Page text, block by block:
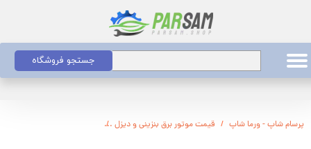
جستجو فروشگاه
پرسام شاپ - ورما شاپ قیمت موتور برق بنزینی و دیزل